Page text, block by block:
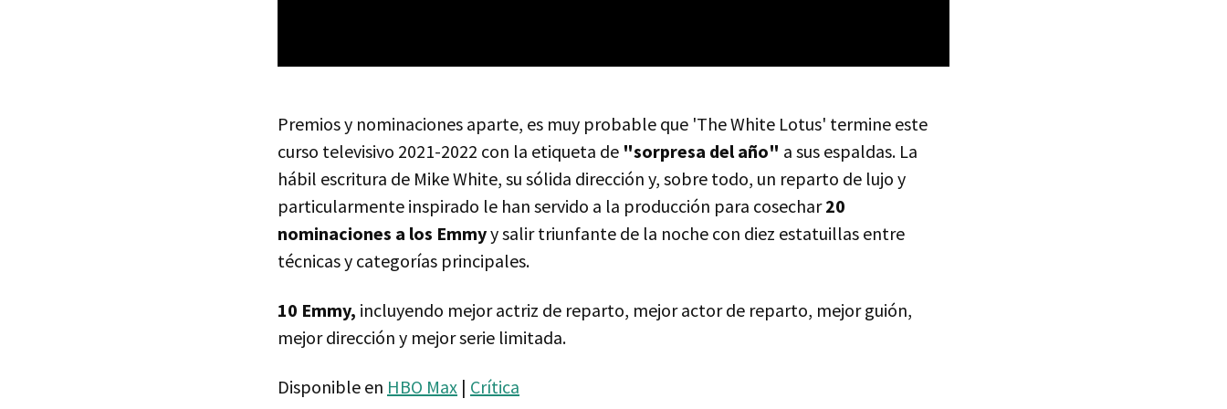
Premios y nominaciones aparte, es muy probable que 'The White Lotus' termine este
curso televisivo 2021-2022 con la etiqueta de "sorpresa del año" a sus espaldas. La
hábil escritura de Mike White, su sólida dirección y, sobre todo, un reparto de lujo y
particularmente inspirado le han servido a la producción para cosechar20
nominaciones a los Emmyy salir triunfante de la noche con diez estatuillas entre
técnicas y categorías principales.
10 Emmy, incluyendo mejor actriz de reparto, mejor actor de reparto, mejor guión,
mejor dirección y mejor serie limitada.
Disponible en HBO Max | Crítica